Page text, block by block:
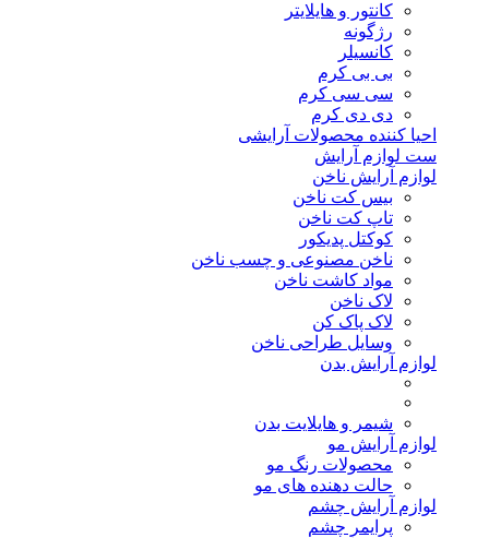
کانتور و هایلایتر
رژگونه
کانسیلر
بی بی کرم
سی سی کرم
دی دی کرم
احیا کننده محصولات آرایشی
ست لوازم آرایش
لوازم آرایش ناخن
بیس کت ناخن
تاپ کت ناخن
کوکتل پدیکور
ناخن مصنوعی و چسب ناخن
مواد کاشت ناخن
لاک ناخن
لاک پاک کن
وسایل طراحی ناخن
لوازم آرایش بدن
شیمر و هایلایت بدن
لوازم آرایش مو
محصولات رنگ مو
حالت دهنده های مو
لوازم آرایش چشم
پرایمر چشم